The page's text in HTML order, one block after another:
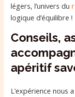
légers, l’univers du
logique d’équilibre !
Conseils,
apéritif
L’expérience nous